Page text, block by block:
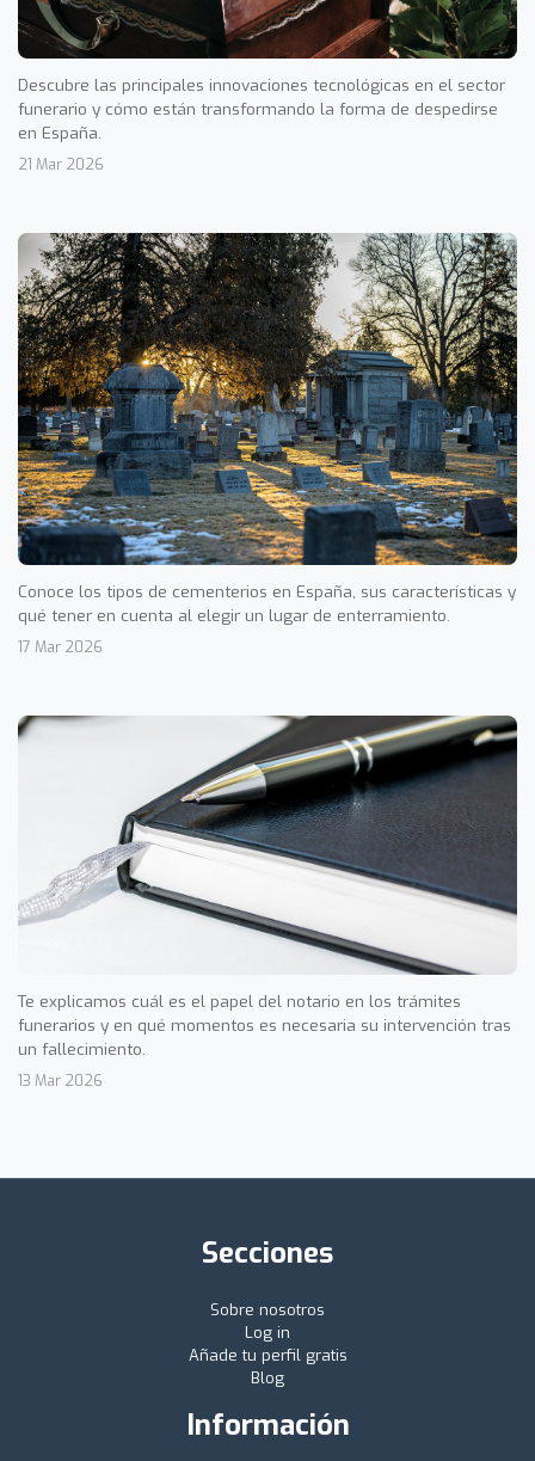
Descubre las principales innovaciones tecnológicas en el sector
funerario y cómo están transformando la forma de despedirse
en España.
21 Mar 2026
Conoce los tipos de cementerios en España, sus características y
qué tener en cuenta al elegir un lugar de enterramiento.
17 Mar 2026
Te explicamos cuál es el papel del notario en los trámites
funerarios y en qué momentos es necesaria su intervención tras
un fallecimiento.
13 Mar 2026
Secciones
Sobre nosotros
Log in
Añade tu perfil gratis
Blog
Información